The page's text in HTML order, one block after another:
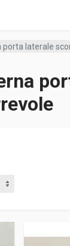
porta laterale